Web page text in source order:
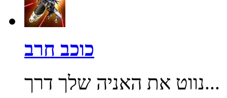
כוכב חרב
נווט את האניה שלך דרך...